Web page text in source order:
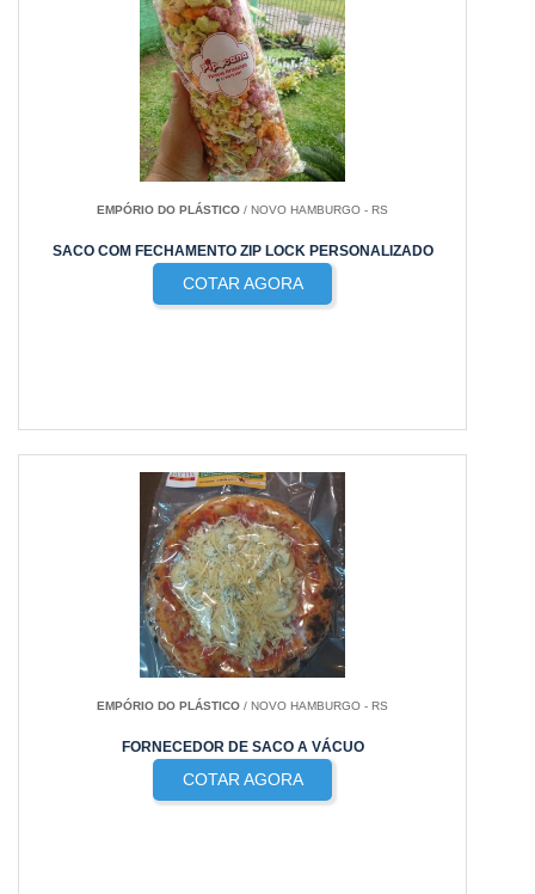
EMPÓRIO DO PLÁSTICO / NOVO HAMBURGO - RS
SACO COM FECHAMENTO ZIP LOCK PERSONALIZADO
COTAR AGORA
EMPÓRIO DO PLÁSTICO / NOVO HAMBURGO - RS
FORNECEDOR DE SACO A VÁCUO
COTAR AGORA